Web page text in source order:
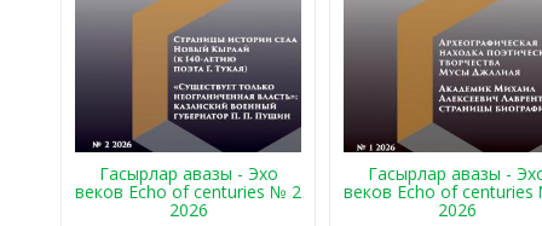
Гасырлар авазы - Эхо
веков Echo of centuries № 2
2026
Гасырлар авазы -
веков Echo of
2026